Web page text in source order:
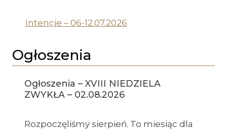
Intencje – 06-12.07.2026
Ogłoszenia
Ogłoszenia – XVIII NIEDZIELA
ZWYKŁA – 02.08.2026
Rozpoczęliśmy sierpień. To miesiąc dla